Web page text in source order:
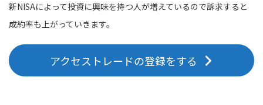
新NISAによって投資に興味を持つ人が増えているので訴求すると
成約率も上がっていきます。
アクセストレードの登録をする